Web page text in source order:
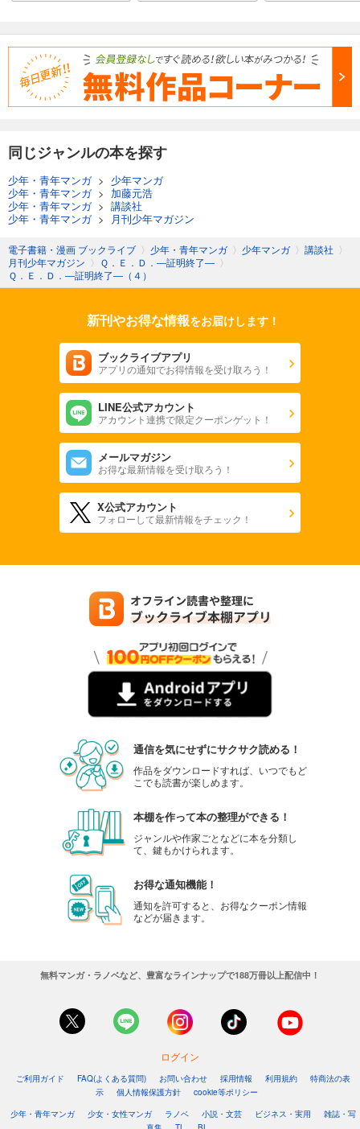
あらすじを表示する
Ｑ．Ｅ．Ｄ．―証明終了―（４１）
594 円 (税込)
完結
カート
あらすじを表示する
Ｑ．Ｅ．Ｄ．―証明終了―（４２）
594 円 (税込)
完結
試し読み
あらすじを表示する
Ｑ．Ｅ．Ｄ．―証明終了―（４３）
594円 (税込)
あらすじを表示する
Ｑ．Ｅ．Ｄ．―証明終了―（４４）
594円 (税込)
完結
あらすじを表示する
Ｑ．Ｅ．Ｄ．―証明終了―（４５）
完結
あらすじを表示する
Ｑ．Ｅ．Ｄ．―証明終了―（４６）
594
円 (税込)
Ｑ．Ｅ．Ｄ．―証明終了―（４７）
594円 (税込)
あらすじを表示する
594円 (税込)
完結
Ｑ．Ｅ．Ｄ．―証明終了―（４９）
円 (税込)
Ｑ．Ｅ．Ｄ．―証明終了―（５０）
594円 (税込)
同じジャンルの本を探す
少年・青年マンガ> 少年マンガ
少年・青年マンガ> 加藤元浩
少年・青年マンガ> 講談社
少年・青年マンガ> 月刊少年マガジン
電子書籍・漫画 ブックライブ 〉 少年・青年マンガ 〉 少年マンガ 〉 講談社 〉
月刊少年マガジン 〉 Ｑ．Ｅ．Ｄ．―証明終了― 〉
Ｑ．Ｅ．Ｄ．―証明終了―（４）
新刊やお得な情報をお届けします！
ブックライブアプリ
アプリの通知でお得情報を受け取ろう！
LINE公式アカウント
アカウント連携で限定クーポンゲット！
メールマガジン
お得な最新情報を受け取ろう！
X公式アカウント
フォローして最新情報をチェック！
通信を気にせずにサクサク読める！
作品をダウンロードすれば、いつでもど
こでも読書が楽しめます。
本棚を作って本の整理ができる！
ジャンルや作家ごとなどに本を分類し
て、鍵もかけられます。
お得な通知機能！
通知を許可すると、お得なクーポン情報
などが届きます。
無料マンガ・ラノベなど、豊富なラインナップで188万冊以上配信中！
ログイン
ご利用ガイド FAQ(よくある質問) お問い合わせ 採用情報 利用規約
特商法の表
示
個人情報保護方針
cookie等ポリシー
少年・青年マンガ
少女・女性マンガ ラノベ 小説・文芸 ビジネス・実用
雑誌・写